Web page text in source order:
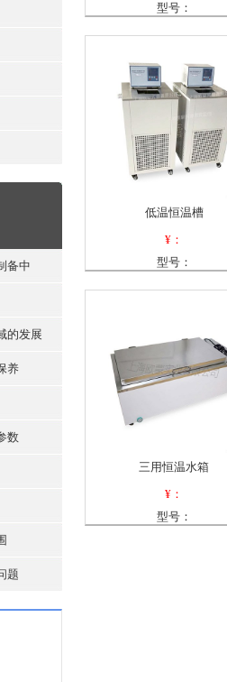
备中
的发展
养
数
题
型号：
低温恒温槽
¥：
型号：
三用恒温水箱
¥：
型号：